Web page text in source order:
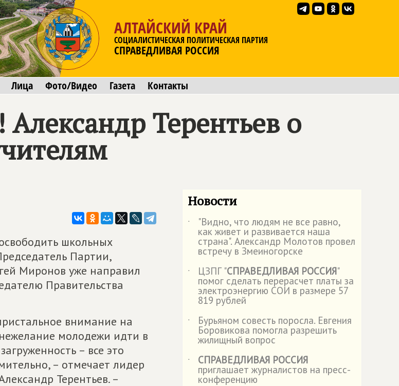
АЛТАЙСКИЙ КРАЙ
СОЦИАЛИСТИЧЕСКАЯ ПОЛИТИЧЕСКАЯ ПАРТИЯ
СПРАВЕДЛИВАЯ РОССИЯ
Лица Фото/Видео Газета Контакты
Терентьев о
школьных
Партии,
Миронов уже направил
Правительства
внимание на
молодежи идти в
– все это
– отмечает лидер
Терентьев. –
Новости
˙ "Видно, что людям не все равно,
как живет и развивается наша
страна". Александр Молотов провел
встречу в Змеиногорске
˙
ЦЗПГ "СПРАВЕДЛИВАЯ РОССИЯ"
помог сделать перерасчет платы за
электроэнергию СОИ в размере 57
819 рублей
˙
Бурьяном совесть поросла. Евгения
Боровикова помогла разрешить
жилищный вопрос
˙
СПРАВЕДЛИВАЯ РОССИЯ
приглашает журналистов на пресс-
конференцию